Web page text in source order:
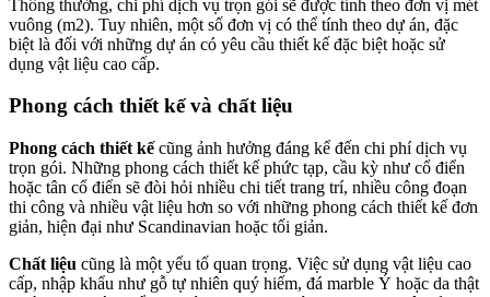
Thông thường, chi phí dịch vụ trọn gói sẽ được tính theo đơn vị mét
vuông (m2). Tuy nhiên, một số đơn vị có thể tính theo dự án, đặc
biệt là đối với những dự án có yêu cầu thiết kế đặc biệt hoặc sử
dụng vật liệu cao cấp.
Phong cách thiết kế và chất liệu
Phong cách thiết kếcũng ảnh hưởng đáng kể đến chi phí dịch vụ
trọn gói. Những phong cách thiết kế phức tạp, cầu kỳ như cổ điển
hoặc tân cổ điển sẽ đòi hỏi nhiều chi tiết trang trí, nhiều công đoạn
thi công và nhiều vật liệu hơn so với những phong cách thiết kế đơn
giản, hiện đại như Scandinavian hoặc tối giản.
Chất liệu cũng là một yếu tố quan trọng. Việc sử dụng vật liệu cao
cấp, nhập khẩu như gỗ tự nhiên quý hiếm, đá marble Ý hoặc da thật